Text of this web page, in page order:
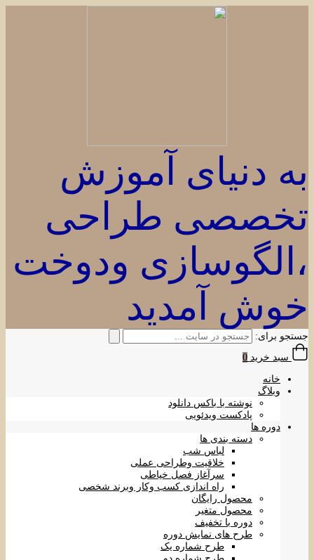
به دنیای آموزش
تخصصی طراحی
،الگوسازی ودوخت
خوش آمدید
جستجو برای:
سبد خرید 0
خانه
وبلاگ
نوشته با باکس دانلود
پادکست ویدئویی
دوره ها
دسته بندی ها
لباس شب
خلاقیت وطراحی عملی
سرآغاز فصل خیاطی
راه اندازی کسب وکار وبرند شخصی
محصول رایگان
محصول متغیر
دوره با تخفیف
طرح های نمایش دوره
طرح شماره یک